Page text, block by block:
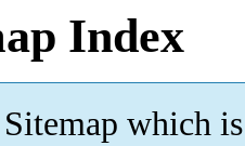
Index
which is